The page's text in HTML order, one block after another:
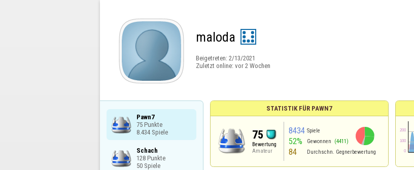
maloda
Beigetreten: 2/13/2021
Zuletzt online: vor 2 Wochen
Pawn7
75 Punkte
8.434 Spiele
Schach
128 Punkte
50 Spiele
STATISTIK FÜR PAWN7
75
Bewertung
Amateur
8434 Spiele
52% Gewonnen (4411)
84 Durchschn. Gegnerbewertung